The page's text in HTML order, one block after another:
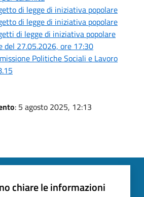
di legge di iniziativa popolare
di legge di iniziativa popolare
di legge di iniziativa popolare
del 27.05.2026, ore 17:30
Politiche Sociali e Lavoro
: 5 agosto 2025, 12:13
chiare le informazioni